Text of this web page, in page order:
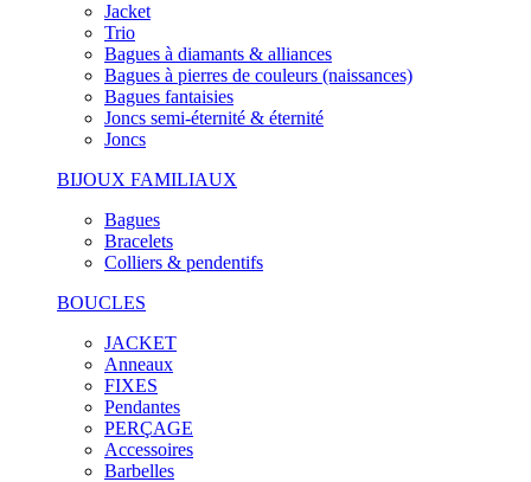
Jacket
Trio
Bagues à diamants & alliances
Bagues à pierres de couleurs (naissances)
Bagues fantaisies
Joncs semi-éternité & éternité
Joncs
BIJOUX FAMILIAUX
Bagues
Bracelets
Colliers & pendentifs
BOUCLES
JACKET
Anneaux
FIXES
Pendantes
PERÇAGE
Accessoires
Barbelles